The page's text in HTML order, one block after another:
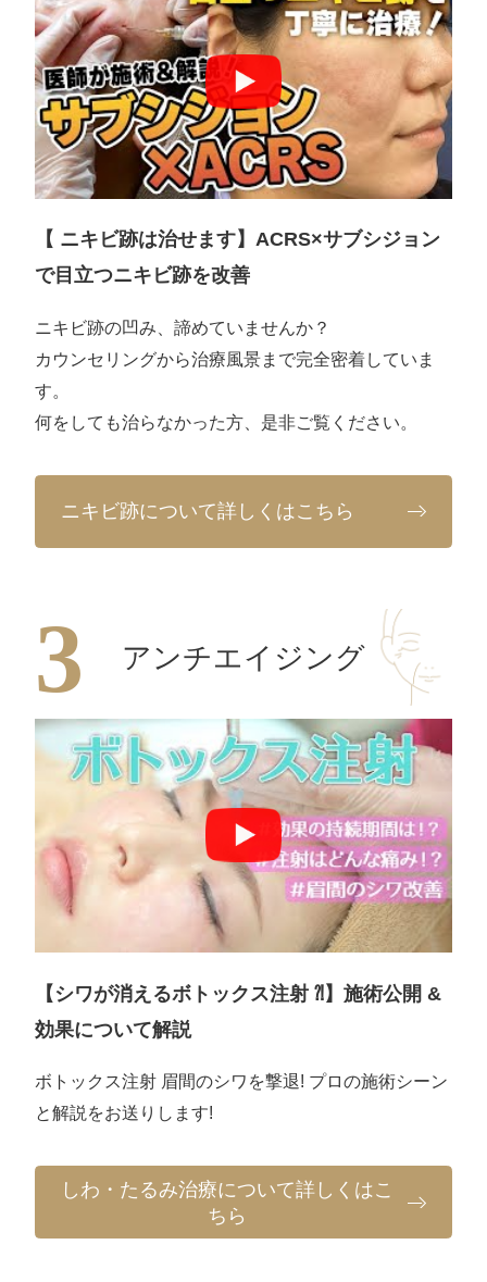
【 ニキビ跡は治せます】ACRS×サブシジョン
で目立つニキビ跡を改善
ニキビ跡の凹み、諦めていませんか？
カウンセリングから治療風景まで完全密着していま
す。
何をしても治らなかった方、是非ご覧ください。
ニキビ跡について詳しくはこちら
アンチエイジング
【シワが消えるボトックス注射 ⁈】施術公開 &
効果について解説
ボトックス注射 眉間のシワを撃退! プロの施術シーン
と解説をお送りします!
しわ・たるみ治療について詳しくはこ
ちら